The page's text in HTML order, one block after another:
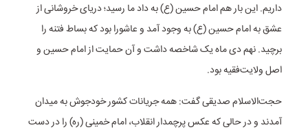
داریم. این بار هم امام حسین (ع) به داد ما رسید؛ دریای خروشانی از
عشق به امام حسین (ع) به وجود آمد و عاشورا بود که بساط فتنه را
برچید. نهم دی ماه یک شاخصه داشت و آن حمایت از امام حسین و
اصل ولایت‌فقیه بود.
حجت‌الاسلام صدیقی گفت: همه جریانات کشور خودجوش به میدان
آمدند و در حالی که عکس پرچمدار انقلاب، امام خمینی (ره) را در دست